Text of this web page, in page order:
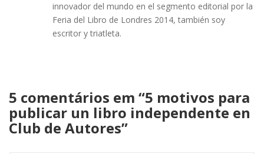
innovador del mundo en el segmento editorial por la
Feria del Libro de Londres 2014, también soy
escritor y triatleta.
5 comentários em “5 motivos para
publicar un libro independente en
Club de Autores”